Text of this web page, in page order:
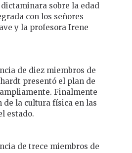
sobre la edad
con los señores
y la profesora Irene
de diez miembros de
presentó el plan de
Finalmente
la cultura física en las
estado.
de trece miembros de